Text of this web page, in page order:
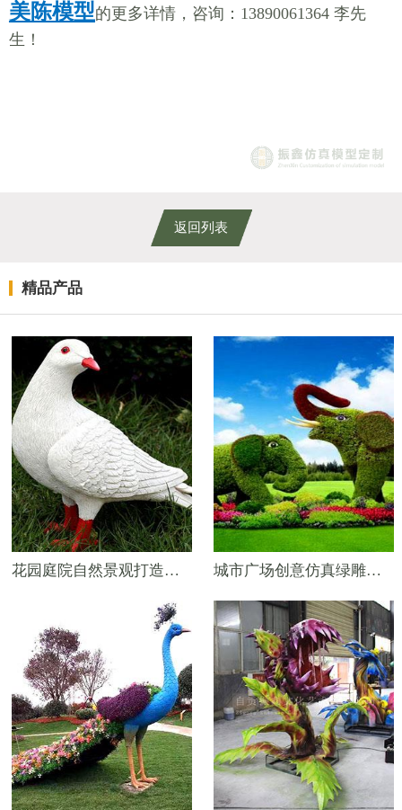
美陈模型的更多详情，咨询：13890061364 李先
生！
返回列表
精品产品
花园庭院自然景观打造——玻璃钢鸽子雕塑 城市广场创意仿真绿雕定制——大象绿雕工艺品